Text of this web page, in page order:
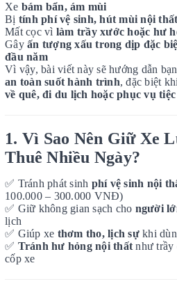
Xe bám bẩn, ám mùi
Bị tính phí vệ sinh, hút mùi nội thất
Mất cọc vì làm trầy xước hoặc hư
Gây ấn tượng xấu trong dịp đặc
đầu năm
Vì vậy, bài viết này sẽ hướng dẫn bạn
an toàn suốt hành trình, đặc biệt
về quê, đi du lịch hoặc phục vụ
1. Vì Sao Nên Giữ Xe
Thuê Nhiều Ngày?
✅ Tránh phát sinh phí vệ sinh nội
100.000 – 300.000 VNĐ)
✅ Giữ không gian sạch cho người
lịch
✅ Giúp xe thơm tho, lịch sựkhi
✅ Tránh hư hỏng nội thất như trầy
cốp xe